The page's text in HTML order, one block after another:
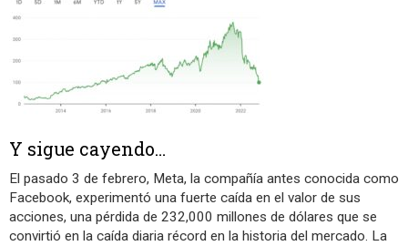
Y sigue cayendo…
El pasado 3 de febrero, Meta, la compañía antes conocida como
Facebook, experimentó una fuerte caída en el valor de sus
acciones, una pérdida de 232,000 millones de dólares que se
convirtió en la caída diaria récord en la historia del mercado. La